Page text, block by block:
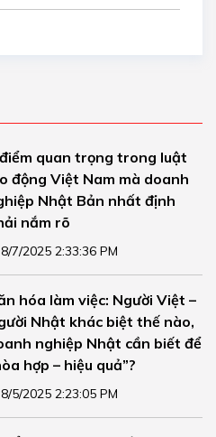
quan trọng trong luật
động Việt Nam mà doanh
Nhật Bản nhất định
nắm rõ
8/7/2025 2:33:36 PM
hóa làm việc: Người Việt –
Nhật khác biệt thế nào,
nghiệp Nhật cần biết để
hợp – hiệu quả”?
8/5/2025 2:23:05 PM